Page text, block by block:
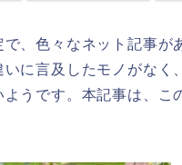
、色々なネット記事が
に言及したモノがなく、
ようです。本記事は、こ